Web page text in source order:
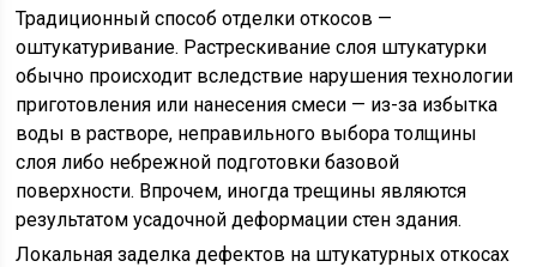
Традиционный способ отделки откосов —
оштукатуривание. Растрескивание слоя штукатурки
обычно происходит вследствие нарушения технологии
приготовления или нанесения смеси — из-за избытка
воды в растворе, неправильного выбора толщины
слоя либо небрежной подготовки базовой
поверхности. Впрочем, иногда трещины являются
результатом усадочной деформации стен здания.
Локальная заделка дефектов на штукатурных откосах